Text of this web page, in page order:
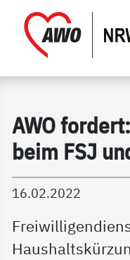
Gathmann
AWO
beim FSJ
16.02.2022